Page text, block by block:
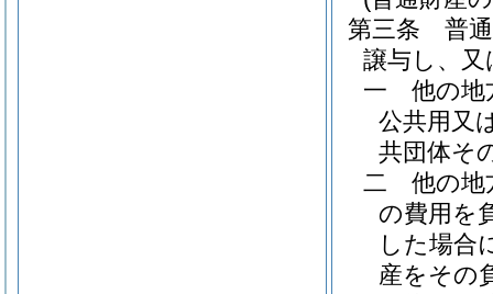
第三条
普
譲与し、
一
他の地
公共用又
共団体そ
二
他の地
の費用を
した場合
産をその